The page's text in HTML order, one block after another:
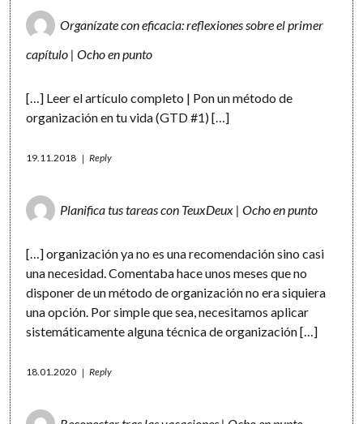
Organízate con eficacia: reflexiones sobre el primer
capítulo | Ocho en punto
[…] Leer el artículo completo | Pon un método de
organización en tu vida (GTD #1) […]
19.11.2018 Reply
Planifica tus tareas con TeuxDeux | Ocho en punto
[…] organización ya no es una recomendación sino casi
una necesidad. Comentaba hace unos meses que no
disponer de un método de organización no era siquiera
una opción. Por simple que sea, necesitamos aplicar
sistemáticamente alguna técnica de organización […]
18.01.2020 Reply